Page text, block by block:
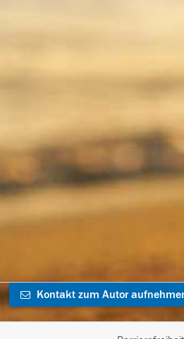
Kontakt zum Autor